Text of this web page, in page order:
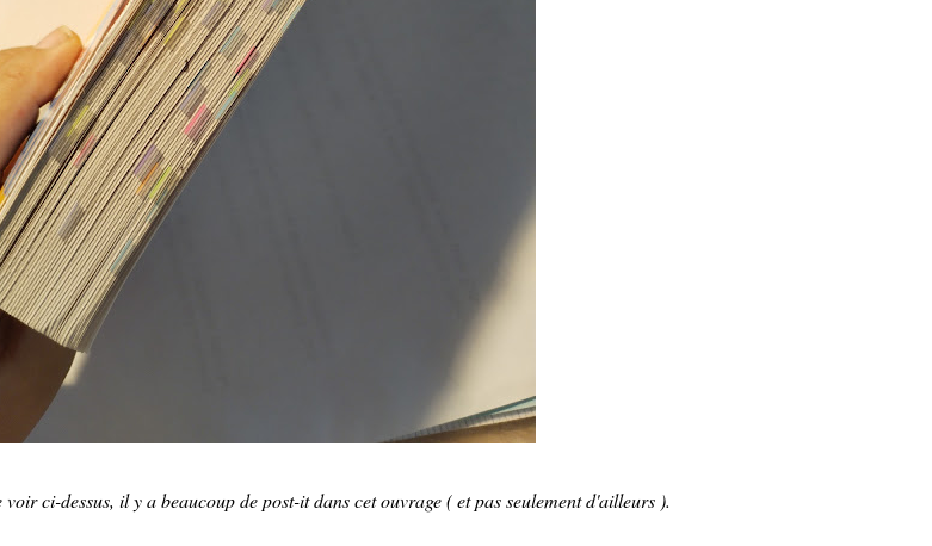
voir ci-dessus, il y a beaucoup de post-it dans cet ouvrage ( et pas seulement d'ailleurs ).